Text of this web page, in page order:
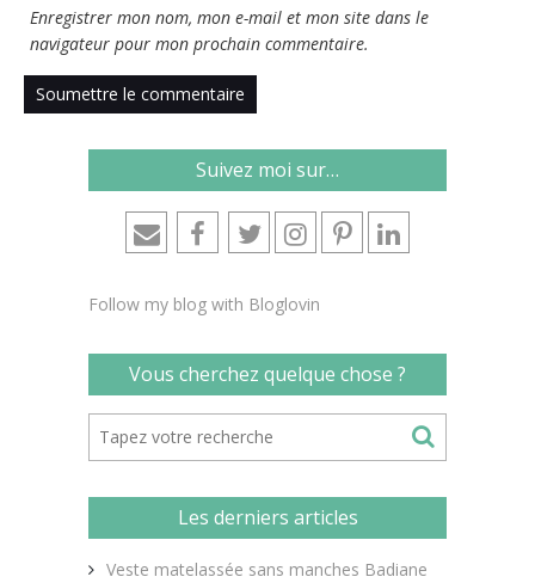
Enregistrer mon nom, mon e-mail et mon site dans le
navigateur pour mon prochain commentaire.
Suivez moi sur…
Follow my blog with Bloglovin
Vous cherchez quelque chose ?
Les derniers articles
Veste matelassée sans manches Badiane